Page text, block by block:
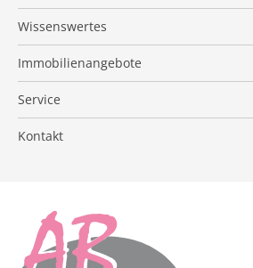
Kundenmeinungen
Makleralleinauftrag
Preisermittlung
Verkaufsvorbereitung
Nachbetreuung
Tipps für Privatverkäufer
Wissenswertes
AB IMMO-NEWS
Immobilien ABC
Immobilienangebote
Alle Immobilienangebote
Finanzierung
Service
Immobilienvermittlung
Formulare
Kontakt